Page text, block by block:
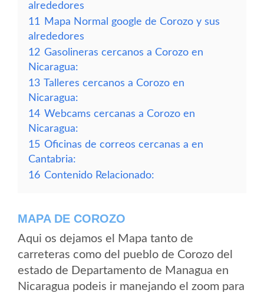
alrededores
11
Mapa Normal google de Corozo y sus
alrededores
12 Gasolineras cercanos a Corozo en
Nicaragua:
13 Talleres cercanos a Corozo en
Nicaragua:
14 Webcams cercanas a Corozo en
Nicaragua:
15 Oficinas de correos cercanas a en
Cantabria:
16 Contenido Relacionado:
MAPA DE COROZO
Aqui os dejamos el Mapa tanto de
carreteras como del pueblo de Corozo del
estado de Departamento de Managua en
Nicaragua podeis ir manejando el zoom para